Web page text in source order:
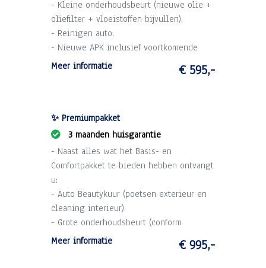
- Kleine onderhoudsbeurt (nieuwe olie +
oliefilter + vloeistoffen bijvullen).
- Reinigen auto.
- Nieuwe APK inclusief voortkomende
kosten.
- 1 maand garantie op draaiende delen
Meer informatie € 595,-
✨ Premiumpakket
3 maanden huisgarantie
- Naast alles wat het Basis- en
Comfortpakket te bieden hebben ontvangt
u:
- Auto Beautykuur (poetsen exterieur en
cleaning interieur).
- Grote onderhoudsbeurt (conform
schema).
- 3 maanden garantie op draaiende delen
Meer informatie € 995,-